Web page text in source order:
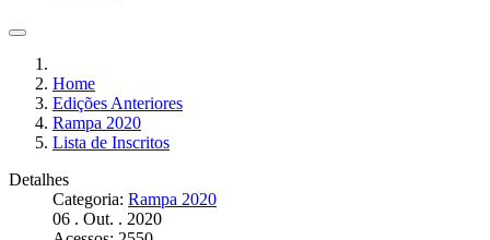
Home
Edições Anteriores
Rampa 2020
Lista de Inscritos
Detalhes
Categoria: Rampa 2020
06 . Out. . 2020